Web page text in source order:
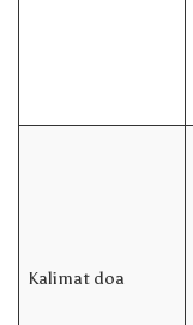
Kalimat doa